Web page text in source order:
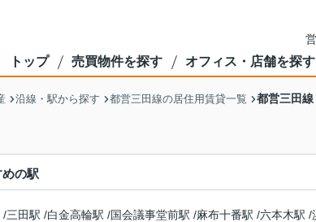
トップ 売買物件を探す オフィス・店舗を探す
沿線・駅から探す 都営三田線の居住用賃貸一覧 都営三田
の駅
/三田駅 /白金高輪駅 /国会議事堂前駅 /麻布十番駅 /六本木駅 /